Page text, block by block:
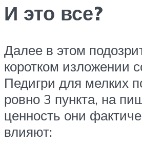
И это все?
Далее в этом
коротком изложении
Педигри для мелких
ровно 3 пункта, на
ценность они
влияют: